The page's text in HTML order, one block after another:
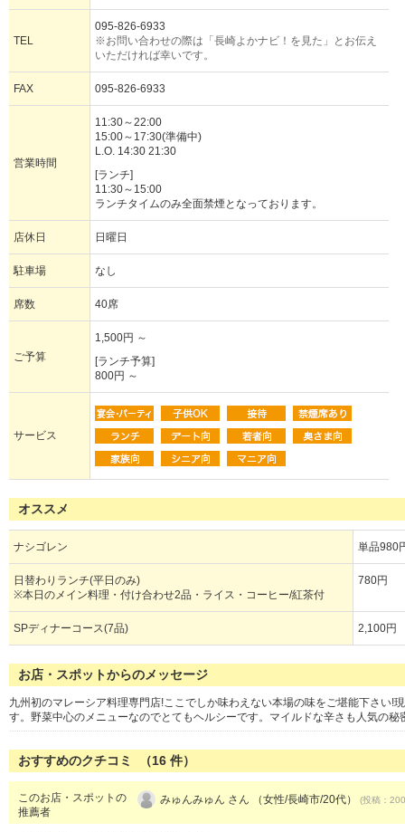
TEL
095-826-6933
※お問い合わせの際は「長崎よかナビ！を見た」とお伝え
いただければ幸いです。
FAX 095-826-6933
営業時間
11:30～22:00
15:00～17:30(準備中)
L.O. 14:30 21:30
[ランチ]
11:30～15:00
ランチタイムのみ全面禁煙となっております。
店休日 日曜日
駐車場 なし
席数 40席
ご予算
1,500円 ～
[ランチ予算]
800円 ～
サービス
オススメ
ナシゴレン 単品980
日替わりランチ(平日のみ)
※本日のメイン料理・付け合わせ2品・ライス・コーヒー/紅茶付
780円
SPディナーコース(7品) 2,100円
お店・スポットからのメッセージ
九州初のマレーシア料理専門店!ここでしか味わえない本場の味をご堪能下さい!
す。野菜中心のメニューなのでとてもヘルシーです。マイルドな辛さも人気の
おすすめのクチコミ （16 件）
このお店・スポットの
推薦者
みゅんみゅん さん （女性/長崎市/20代） (投稿：